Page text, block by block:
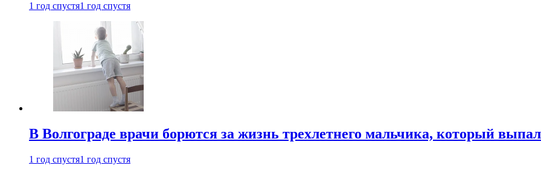
1 год спустя1 год спустя
В Волгограде врачи борются за жизнь трехлетнего мальчика, который
1 год спустя1 год спустя